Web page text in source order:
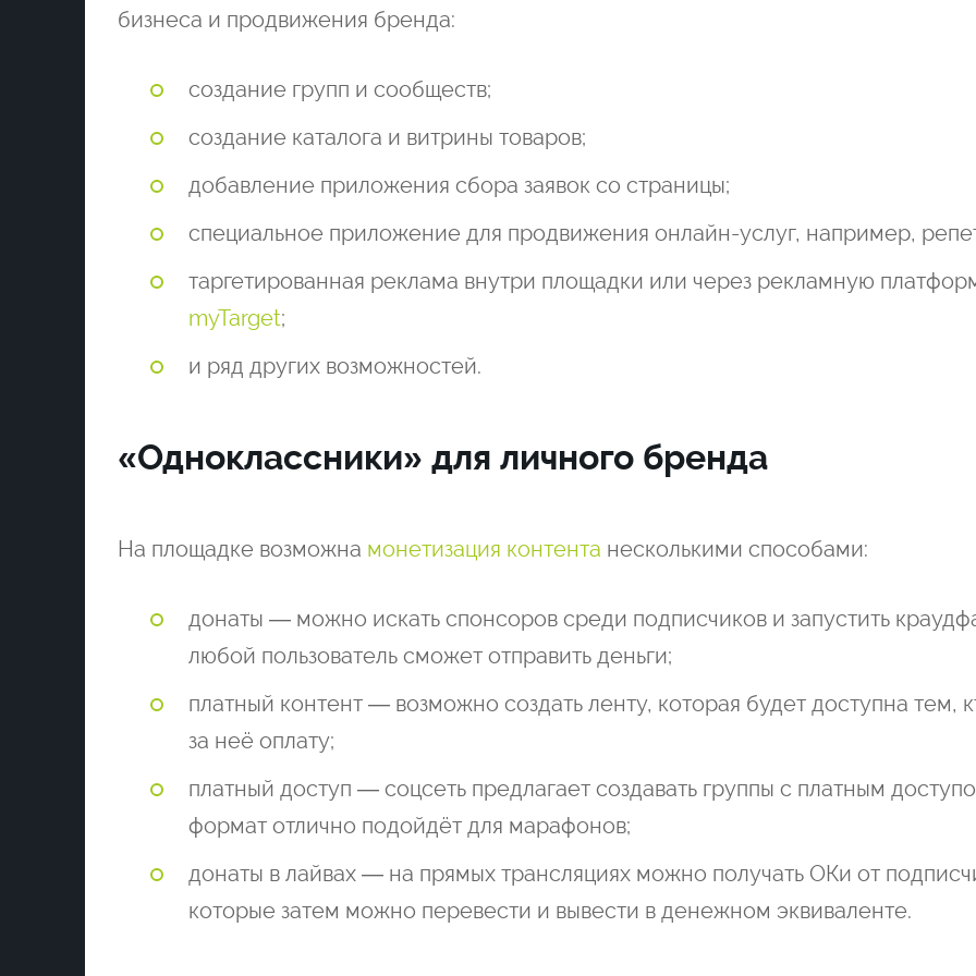
бизнеса и продвижения бренда:
создание групп и сообществ;
создание каталога и витрины товаров;
добавление приложения сбора заявок со страницы;
специальное приложение для продвижения онлайн-услуг, например,
таргетированная реклама внутри площадки или через рекламную
myTarget;
и ряд других возможностей.
«Одноклассники» для личного бренда
На площадке возможна монетизация контента несколькими способами:
донаты — можно искать спонсоров среди подписчиков и запустить
любой пользователь сможет отправить деньги;
платный контент — возможно создать ленту, которая будет доступна тем,
за неё оплату;
платный доступ — соцсеть предлагает создавать группы с платным
формат отлично подойдёт для марафонов;
донаты в лайвах — на прямых трансляциях можно получать ОКи от
которые затем можно перевести и вывести в денежном эквиваленте.